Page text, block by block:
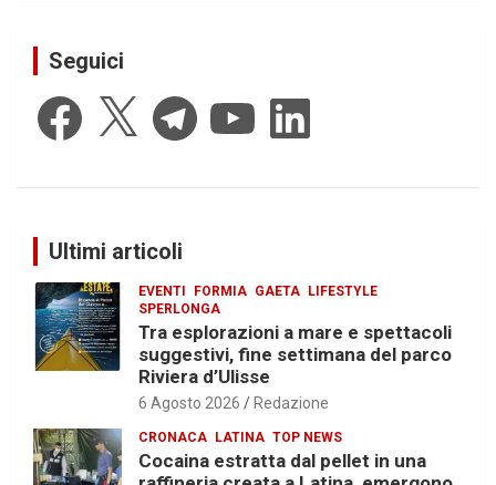
Seguici
Facebook Telegram YouTube LinkedIn
Ultimi articoli
EVENTI FORMIA GAETA LIFESTYLE
SPERLONGA
Tra esplorazioni a mare e spettacoli
suggestivi, fine settimana del parco
Riviera d’Ulisse
6 Agosto 2026 Redazione
CRONACA LATINA TOP NEWS
Cocaina estratta dal pellet in una